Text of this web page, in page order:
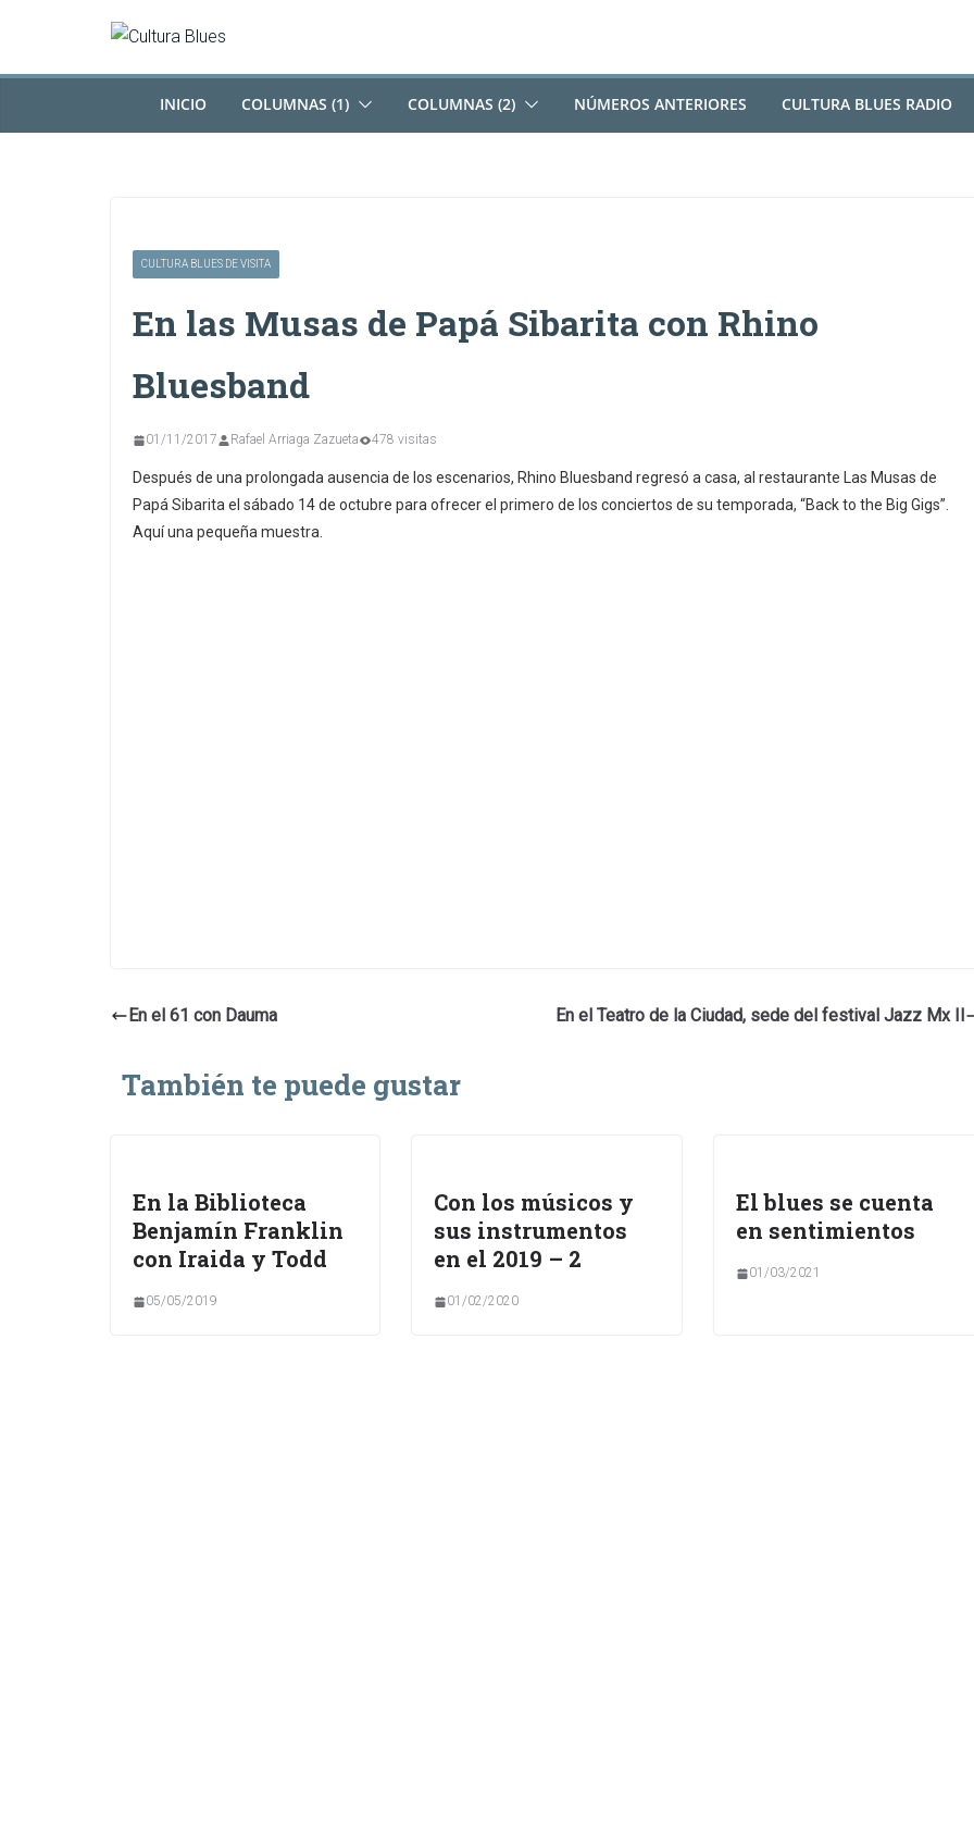
contenido
INICIO
COLUMNAS (1) COLUMNAS (2) NÚMEROS ANTERIORES CULTURA BLUES RADIO
CULTURA BLUES DE VISITA
En las Musas de Papá Sibarita con Rhino
Bluesband
01/11/2017 Rafael Arriaga Zazueta 478 visitas
Después de una prolongada ausencia de los escenarios, Rhino Bluesband regresó a casa, al restaurante Las Musas de
Papá Sibarita el sábado 14 de octubre para ofrecer el primero de los conciertos de su temporada, “Back to the Big Gigs”.
Aquí una pequeña muestra.
En el 61 con Dauma En el Teatro de la Ciudad, sede del festival Jazz Mx II
También te puede gustar
En la Biblioteca
Benjamín Franklin
con Iraida y Todd
05/05/2019
Con los músicos y
sus instrumentos
en el 2019 – 2
01/02/2020
El blues se cuenta
en sentimientos
01/03/2021